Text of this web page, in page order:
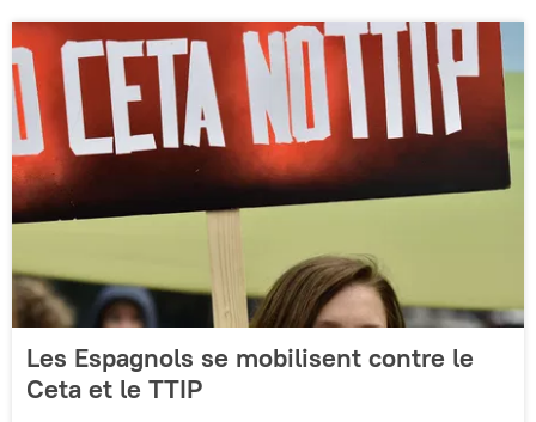
Les Espagnols se mobilisent contre le
Ceta et le TTIP